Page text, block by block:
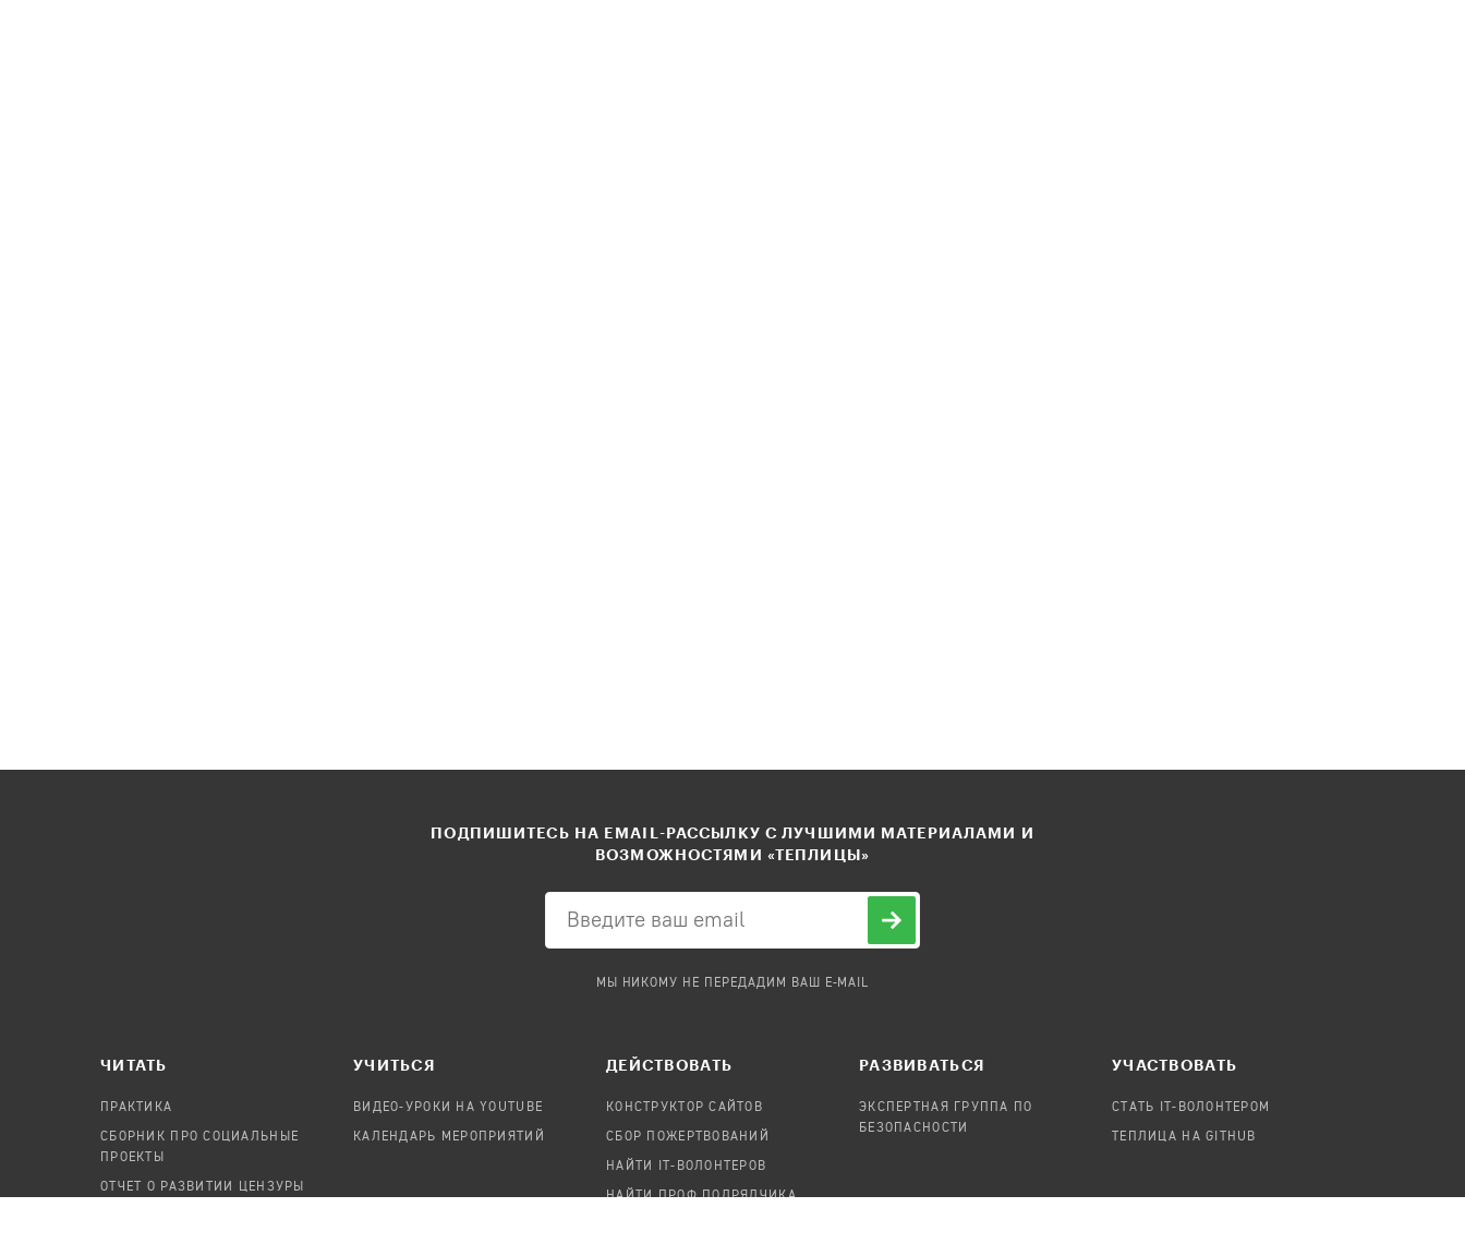
ПОДПИШИТЕСЬ НА EMAIL-РАССЫЛКУ С ЛУЧШИМИ МАТЕРИАЛАМИ И
ВОЗМОЖНОСТЯМИ «ТЕПЛИЦЫ»
МЫ НИКОМУ НЕ ПЕРЕДАДИМ ВАШ E-MAIL
ЧИТАТЬ
ПРАКТИКА
СБОРНИК ПРО СОЦИАЛЬНЫЕ
ПРОЕКТЫ
ОТЧЕТ О РАЗВИТИИ ЦЕНЗУРЫ
УЧИТЬСЯ
ВИДЕО-УРОКИ НА YOUTUBE
КАЛЕНДАРЬ МЕРОПРИЯТИЙ
ДЕЙСТВОВАТЬ
КОНСТРУКТОР САЙТОВ
СБОР ПОЖЕРТВОВАНИЙ
НАЙТИ IT-ВОЛОНТЕРОВ
НАЙТИ ПРОФ.ПОДРЯДЧИКА
РАЗВИВАТЬСЯ
ЭКСПЕРТНАЯ ГРУППА ПО
БЕЗОПАСНОСТИ
УЧАСТВОВАТЬ
СТАТЬ IT-ВОЛОНТЕРОМ
ТЕПЛИЦА НА GITHUB